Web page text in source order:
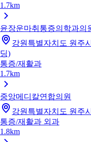
1.7km
윤장운마취통증의학과의
강원특별자치도 원주
딩)
통증/재활과
1.7km
중앙메디칼연합의원
강원특별자치도 원주
통증/재활과 외과
1.8km